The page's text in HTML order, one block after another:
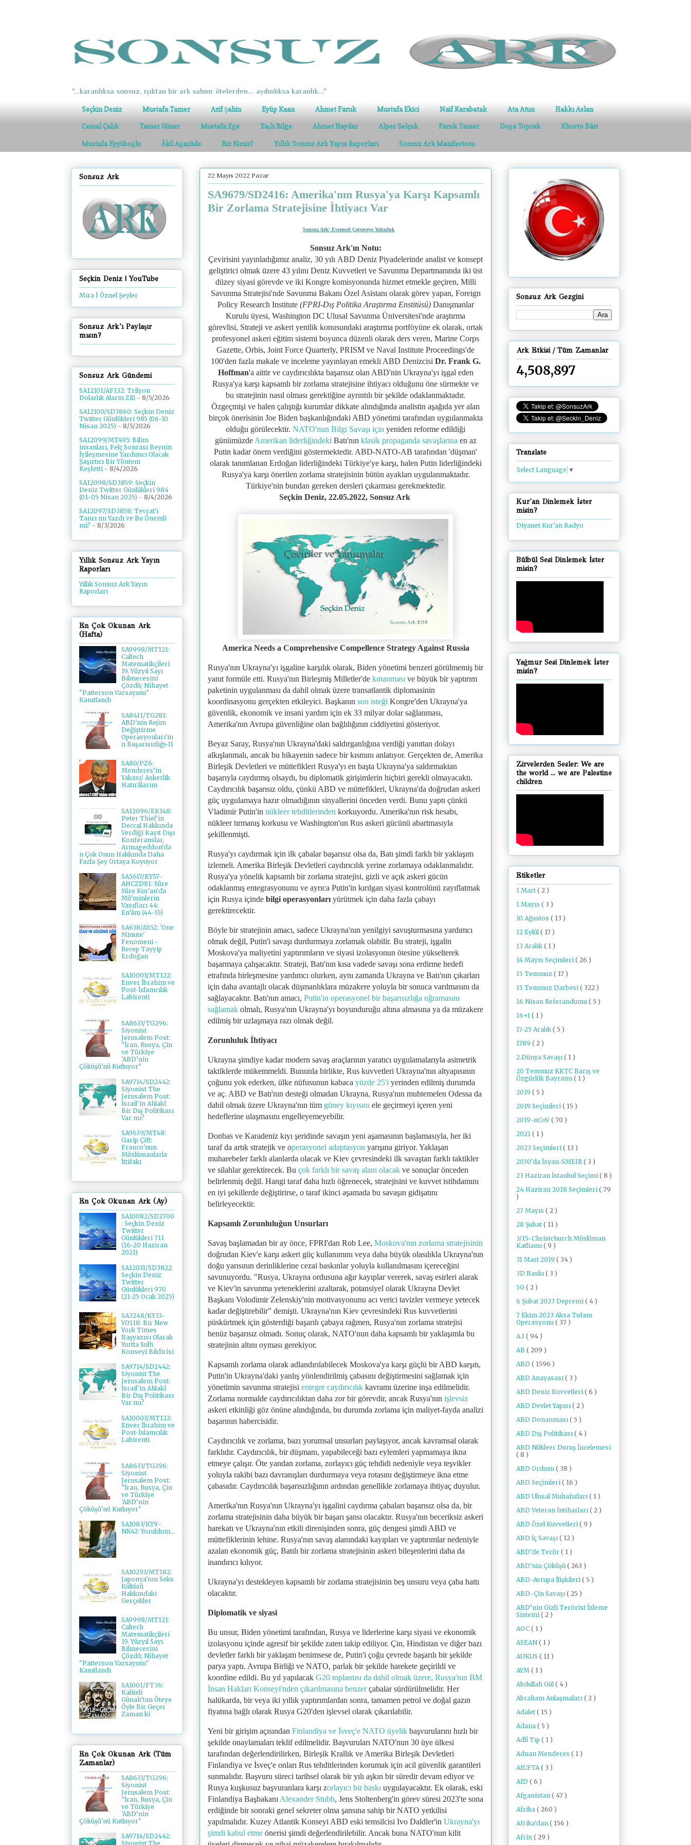
"...karanlıksa sonsuz, ışıktan bir ark salınır ötelerden... aydınlıksa karanlık..."
Seçkin Deniz Mustafa Tamer Arif Şahin Eyüp Kaan Ahmet Faruk Mustafa Ekici Naif Karabatak Ata Atun Hakkı Aslan
Cemal Çalık Tamer Güner Mustafa Ege Yaşlı Bilge Ahmet Haydar Alper Selçuk Faruk Tamer Doğa Toprak Khorto Bâri
Mustafa Eyyüboğlu Âkil Ağazâde Biz Kimiz? Yıllık Sonsuz Ark Yayın Raporları Sonsuz Ark Manifestosu
22 Mayıs 2022 Pazar
SA9679/SD2416: Amerika'nın Rusya'ya Karşı Kapsamlı
Bir Zorlama Stratejisine İhtiyacı Var
Sonsuz Ark/ Evrensel Çerçeveye Yolculuk
Sonsuz Ark'ın Notu:
Çevirisini yayınladığımız analiz, 30 yılı ABD Deniz Piyadelerinde analist ve konsept
geliştirici olmak üzere 43 yılını Deniz Kuvvetleri ve Savunma Departmanında iki üst
düzey siyasi görevde ve iki Kongre komisyonunda hizmet etmekle geçiren, Milli
Savunma Stratejisi'nde Savunma Bakanı Özel Asistanı olarak görev yapan, Foreign
Policy Research Institute (FPRI-Dış Politika Araştırma Enstitüsü) Danışmanlar
Kurulu üyesi, Washington DC Ulusal Savunma Üniversitesi'nde araştırma
görevlisi, Strateji ve askeri yenilik konusundaki araştırma portföyüne ek olarak, ortak
profesyonel askeri eğitim sistemi boyunca düzenli olarak ders veren, Marine Corps
Gazette, Orbis, Joint Force Quarterly, PRISM ve Naval Institute Proceedings'de
100'den fazla makale ve inceleme yayınlayan emekli ABD Denizcisi Dr. Frank G.
Hoffman'a aittirve caydırıcılıkta başarısız olan ABD'nin Ukrayna'yı işgal eden
Rusya'ya karşı kapsamlı bir zorlama stratejisine ihtiyacı olduğunu öne sürmekte ve
bu stratejinin nasıl olması gerektiğine ayrıntılı bir şekilde odaklanmaktadır.
Özgeçmişi ve halen çalıştığı kurumlar dikkate alındığında analistin aşağıda yer alan
birçok önerisinin Joe Biden başkanlığındaki ABD yönetimi tarafından uygulanmakta
olduğu görülecektir. NATO'nun Bilgi Savaşı için yeniden reforme edildiği
günümüzde Amerikan liderliğindeki Batı'nın klasik propaganda savaşlarına en az
Putin kadar önem verdiğini göstermektedir. ABD-NATO-AB tarafından 'düşman'
olarak tanımlanan Erdoğan liderliğindeki Türkiye'ye karşı, halen Putin liderliğindeki
Rusya'ya karşı önerilen zorlama stratejisinin bütün ayakları uygulanmaktadır.
Türkiye'nin bundan gereken dersleri çıkarması gerekmektedir.
Seçkin Deniz, 22.05.2022, Sonsuz Ark
America Needs a Comprehensive Compellence Strategy Against Russia
Rusya'nın Ukrayna'yı işgaline karşılık olarak, Biden yönetimi benzeri görülmemiş bir
yanıt formüle etti. Rusya'nın Birleşmiş Milletler'de kınanması ve büyük bir yaptırım
paketinin uygulanması da dahil olmak üzere transatlantik diplomasinin
koordinasyonu gerçekten etkileyici. Başkanın son isteği Kongre'den Ukrayna'ya
güvenlik, ekonomik ve insani yardım için ek 33 milyar dolar sağlanması,
Amerika'nın Avrupa güvenliğine olan bağlılığının ciddiyetini gösteriyor.
Beyaz Saray, Rusya'nın Ukrayna'daki saldırganlığına verdiği yanıttan dolayı
alkışlanmalı, ancak bu hikayenin sadece bir kısmını anlatıyor. Gerçekten de, Amerika
Birleşik Devletleri ve müttefikleri Rusya'yı en başta Ukrayna'ya saldırmaktan
başarıyla caydırmış olsaydı, bu diplomatik girişimlerin hiçbiri gerekli olmayacaktı.
Caydırıcılık başarısız oldu, çünkü ABD ve müttefikleri, Ukrayna'da doğrudan askeri
güç uygulamaya hazır olmadığının sinyallerini önceden verdi. Bunu yaptı çünkü
Vladimir Putin'in nükleer tehditlerinden korkuyordu. Amerika'nın risk hesabı,
nükleer tırmanış korkusu ve Washington'un Rus askeri gücünü abartmasıyla
şekillenmişti.
Rusya'yı caydırmak için ilk çabalar başarısız olsa da, Batı şimdi farklı bir yaklaşım
izlemeli. Amerika Birleşik Devletleri caydırıcılık yerine zorlamaya odaklanmalıdır.
Rusya'ya yönelik kapsamlı bir zorlama stratejisi, gizli ve açık askeri gücün
odaklanmış entegrasyonunu ve ayrıca Putin'in kırılgan siyasi kontrolünü zayıflatmak
için Rusya içinde bilgi operasyonları yürütmek için daha fazla çabayı
gerektirecektir.
Böyle bir stratejinin amacı, sadece Ukrayna'nın yenilgiyi savuşturmasına yardımcı
olmak değil, Putin'i savaşı durdurmaya zorlamak olabilir. Bu strateji, işgalin
Moskova'ya maliyetini yaptırımların ve siyasi izolasyonun ötesine yükselterek
başarmaya çalışacaktır. Strateji, Batı'nın kısa vadede savaşı sona erdirme hedefi
etrafında birleşmesine yardımcı olurken, aynı zamanda Ukrayna ve Batı'nın çıkarları
için daha avantajlı olacak düşmanlıklara müzakere yoluyla bir sonuca varılmasını da
sağlayacaktır. Batı'nın amacı, Putin'in operasyonel bir başarısızlığa uğramasını
sağlamak olmalı, Rusya'nın Ukrayna'yı boyunduruğu altına almasına ya da müzakere
edilmiş bir uzlaşmaya razı olmak değil.
Zorunluluk İhtiyacı
Ukrayna şimdiye kadar modern savaş araçlarının yaratıcı uygulamalarıyla asimetrik
taktiklerde mükemmeldi. Bununla birlikte, Rus kuvvetleri Ukrayna'nın altyapısının
çoğunu yok ederken, ülke nüfusunun kabaca yüzde 25'i yerinden edilmiş durumda
ve aç. ABD ve Batı'nın desteği olmadan Ukrayna, Rusya'nın muhtemelen Odessa da
dahil olmak üzere Ukrayna'nın tüm güney kıyısını ele geçirmeyi içeren yeni
hedeflerine ulaşmasını engelleyemeyebilir.
Donbas ve Karadeniz kıyı şeridinde savaşın yeni aşamasının başlamasıyla, her iki
taraf da artık stratejik ve operasyonel adaptasyon yarışına giriyor. Yaklaşan
muharebeler farklı alanlarda olacak ve Kiev çevresindeki ilk savaştan farklı taktikler
ve silahlar gerektirecek. Bu çok farklı bir savaş alanı olacak ve sonuçlar önceden
belirlenmiş değil. Hangi taraf daha hızlı öğrenecek, stratejisini ve kuvvet istihdamını
en iyi şekillerde değiştirirse, o taraf ikinci aşamada bu savaşın gidişatını
belirleyecektir.
Kapsamlı Zorunluluğun Unsurları
Savaş başlamadan bir ay önce, FPRI'dan Rob Lee, Moskova'nın zorlama stratejisinin
doğrudan Kiev'e karşı askeri güç kullanımını veya daha büyük olasılıkla Ukrayna'nın
doğu yarısının derinliklerine cezai baskınlar yoluyla kullanılmasını içereceğini
savunuyordu. "Rusya, Ukrayna ordusuna ağır kayıplar vererek, savaş esirleri alarak
ve Kiev'in savunma yeteneklerini azaltarak, potansiyel olarak Ukrayna Devlet
Başkanı Volodimir Zelenskiy'nin motivasyonunu acı verici tavizler vermeye yetecek
kadar değiştirebilir” demişti. Ukrayna'nın Kiev çevresindeki Rus kuvvetlerini
püskürtmek için gösterdiği başarılı çabaya rağmen, Rusya'nın zorlama stratejisi
henüz başarısız olmadı. Sonuç olarak, NATO'nun daha kapsamlı bir yaklaşımla bu
stratejinin altını oyması gerekiyor.
Kapsamlı zorlama olarak adlandırılabilecek Moskova'ya karşı güçlü bir ABD karşıtı,
Putin'in Ukrayna'daki yanlış yönlendirilmiş çabasını değiştirmesini sağlamak için
yönetimin savunma stratejisi entegre caydırıcılık kavramı üzerine inşa edilmelidir.
Zorlama normalde caydırıcılıktan daha zor bir görevdir, ancak Rusya'nın işlevsiz
askeri etkinliği göz önüne alındığında, bu durumda zorlama için maliyet-fayda analizi
başarının habercisidir.
Caydırıcılık ve zorlama, bazı yorumsal unsurları paylaşıyor, ancak kavramsal olarak
farklıdır. Caydırıcılık, bir düşmanı, yapabileceği bazı eylemleri yapmamaya ikna
etmeye çalışır. Öte yandan zorlama, zorlayıcı güç tehdidi nedeniyle veya teşvikler
yoluyla rakibi bazı davranışları durdurmaya veya rotasını değiştirmeye ikna etme
çabasıdır. Caydırıcılık başarısızlığının ardından genellikle zorlamaya ihtiyaç duyulur.
Amerika'nın Rusya'nın Ukrayna'yı işgalini caydırma çabaları başarısız olsa da, bir
zorlama stratejisinin daha büyük bir başarı şansı olacaktır. Rusya'nın beceriksiz askeri
harekatı ve Ukrayna'nın etkili direnişinden sonra, güç dengesi şimdi ABD ve
müttefiklerinin lehine. Rusya'nın savaş alanındaki kayıpları ve yaptırımlar nedeniyle
azalan ekonomik güç, Batılı bir zorlama stratejisinin askeri bileşenlerini daha da
inandırıcı kılıyor.
Ukrayna'yı destekleyen kapsamlı bir zorlama stratejisinin beş unsuru veya çaba hattı
olacaktır.
Diplomatik ve siyasi
Bu unsur, Biden yönetimi tarafından, Rusya ve liderlerine karşı siyasi ve ekonomik
izolasyonu içinde agresif bir şekilde zaten takip ediliyor. Çin, Hindistan ve diğer bazı
devletler farklı bir yaklaşım benimsese de, Putin'i çoğu çevrede başarılı bir şekilde
parya yaptı. Avrupa Birliği ve NATO, parlak bir şekilde harekete geçirildi ve
koordine edildi. Bu yıl yapılacak G20 toplantısı da dahil olmak üzere, Rusya'nın BM
İnsan Hakları Konseyi'nden çıkarılmasına benzerçabalar sürdürülmelidir. Her
halükarda, bir veya iki yıllık yaptırımlardan sonra, tamamen petrol ve doğal gazın
fiyatına bağlı olarak Rusya G20'den işlevsel olarak çıkarılabilir.
Yeni bir girişim açısından Finlandiya ve İsveç'e NATO üyelik başvurularını hızlı bir
şekilde onaylamaları teklif edilmelidir. Başvuruları NATO'nun 30 üye ülkesi
tarafından değerlendirilirken, Birleşik Krallık ve Amerika Birleşik Devletleri
Finlandiya ve İsveç'e onları Rus tehditlerinden korumak için acil güvenlik garantileri
sunmalıdır. Başvuru süreci tarihsel olarak bir yılı aşkın bir süredir devam ediyor ve
Rusya kuşkusuz başvuranlara karşı zorlayıcı bir baskı uygulayacaktır. Ek olarak, eski
Finlandiya Başbakanı Alexander Stubb, Jens Stoltenberg'in görev süresi 2023'te sona
erdiğinde bir sonraki genel sekreter olma şansına sahip bir NATO yetkilisi
yapılmalıdır. Kuzey Atlantik Konseyi ABD eski temsilcisi Ivo Daldler'in Ukrayna'yı
şimdi kabul etme önerisi şimdi değerlendirilebilir. Ancak buna NATO'nun kilit
Sonsuz Ark
Seçkin Deniz | YouTube
Mıra | Öznel Şeyler
Sonsuz Ark'ı Paylaşır
mısın?
Sonsuz Ark Gündemi
SA12101/AF132: Trilyon
Dolarlık Alarm Zili - 8/5/2026
SA12100/SD3860: Seçkin Deniz
Twitter Günlükleri 985 (06-10
Nisan 2025) - 8/5/2026
SA12099/MT495: Bilim
insanları, Felç Sonrası Beynin
İyileşmesine Yardımcı Olacak
Şaşırtıcı Bir Yöntem
Keşfetti - 8/4/2026
SA12098/SD3859: Seçkin
Deniz Twitter Günlükleri 984
(01-05 Nisan 2025) - 8/4/2026
SA12097/SD3858: Tevrat'ı
Tanrı mı Yazdı ve Bu Önemli
mi? - 8/3/2026
Yıllık Sonsuz Ark Yayın
Raporları
Yıllık Sonsuz Ark Yayın
Raporları
En Çok Okunan Ark
(Hafta)
SA9998/MT121:
Caltech
Matematikçileri
19. Yüzyıl Sayı
Bilmecesini
Çözdü; Nihayet
"Patterson Varsayımı"
Kanıtlandı
SA8411/TG281:
ABD'nin Rejim
Değiştirme
Operasyonları'nı
n Başarısızlığı-II
SA80/PZ6:
Menderes’in
Yakası/ Askerlik
Hatırâlarım
SA12096/EK148:
Peter Thiel'in
Deccal Hakkında
Verdiği Kayıt Dışı
Konferanslar,
Armageddon'da
n Çok Onun Hakkında Daha
Fazla Şey Ortaya Koyuyor
SA5617/KY57-
AHCZD81: Sûre
Sûre Kur'an'da
Mü'minlerin
Vasıfları 44:
En'âm (44-55)
SA638/AS52: 'One
Minute'
Fenomeni -
Recep Tayyip
Erdoğan
SA10003/MT122:
Enver İbrahim ve
Post-İslamcılık
Labirenti
SA8633/TG296:
Siyonist
Jerusalem Post:
"İran, Rusya, Çin
ve Türkiye
'ABD’nin
Çöküşü'nü Kutluyor"
SA9714/SD2442:
Siyonist The
Jerusalem Post:
İsrail'in Ahlakî
Bir Dış Politikası
Var mı?
SA9639/MT48:
Garip Çift:
Franco'nun
Müslümanlarla
İttifakı
En Çok Okunan Ark (Ay)
SA10082/SD2700
: Seçkin Deniz
Twitter
Günlükleri 711
(16-20 Haziran
2021)
SA12031/SD3822:
Seçkin Deniz
Twitter
Günlükleri 970
(21-25 Ocak 2025)
SA3248/KY33-
YO118: Bir New
York Times
Başyazısı Olarak
Yurtta Sulh
Konseyi Bildirisi
SA9714/SD2442:
Siyonist The
Jerusalem Post:
İsrail'in Ahlakî
Bir Dış Politikası
Var mı?
SA10003/MT122:
Enver İbrahim ve
Post-İslamcılık
Labirenti
SA8633/TG296:
Siyonist
Jerusalem Post:
"İran, Rusya, Çin
ve Türkiye
'ABD’nin
Çöküşü'nü Kutluyor"
SA1083/KY9-
NK42: Yoruldum...
SA10293/MT182:
Japonya'nın Seks
Kültürü
Hakkındaki
Gerçekler
SA9998/MT121:
Caltech
Matematikçileri
19. Yüzyıl Sayı
Bilmecesini
Çözdü; Nihayet
"Patterson Varsayımı"
Kanıtlandı
SA1001/FT36:
Kaliteli
Günah’tan Öteye
Öyle Bir Geçer
Zaman ki
En Çok Okunan Ark (Tüm
Zamanlar)
SA8633/TG296:
Siyonist
Jerusalem Post:
"İran, Rusya, Çin
ve Türkiye
'ABD’nin
Çöküşü'nü Kutluyor"
SA9714/SD2442:
Siyonist The
Sonsuz Ark Gezgini
Ark Etkisi / Tüm Zamanlar
4,508,897
Translate
Select Language ▼
Kur'an Dinlemek İster
misin?
Diyanet Kur'an Radyo
Bülbül Sesi Dinlemek İster
misin?
Yağmur Sesi Dinlemek İster
misin?
Zirvelerden Sesler: We are
the world ... we are Palestine
children
Etiketler
1 Mart ( 2 )
1 Mayıs ( 3 )
10 Ağustos ( 13 )
12 Eylül ( 17 )
13 Aralık ( 1 )
14 Mayıs Seçimleri ( 26 )
15 Temmuz ( 17 )
15 Temmuz Darbesi ( 322 )
16 Nisan Referandumu ( 5 )
16+1 ( 1 )
17-25 Aralık ( 5 )
1789 ( 2 )
2.Dünya Savaşı ( 1 )
20 Temmuz KKTC Barış ve
Özgürlük Bayramı ( 1 )
2019 ( 5 )
2019 Seçimleri ( 15 )
2019-nCoV( 70 )
2021 ( 1 )
2023 Seçimleri ( 13 )
2030'da İsyan-SMEIR ( 3 )
23 Haziran İstanbul Seçimi ( 8 )
24 Haziran 2018 Seçimleri ( 79
)
27 Mayıs ( 2 )
28 Şubat ( 11 )
3/15-Christchurch Müslüman
Katliamı ( 9 )
31 Mart 2019 ( 34 )
3D Baskı ( 3 )
5G ( 2 )
6 Şubat 2023 Depremi ( 4 )
7 Ekim 2023 Aksa Tufanı
Operasyonu ( 37 )
A.I ( 94 )
AB ( 209 )
ABD ( 1596 )
ABD Anayasası ( 3 )
ABD Deniz Kuvvetleri ( 6 )
ABD Devlet Yapısı ( 2 )
ABD Donanması ( 5 )
ABD Dış Politikası ( 4 )
ABD Nükleer Duruş İncelemesi
( 8 )
ABD Ordusu ( 38 )
ABD Seçimleri ( 16 )
ABD Ulusal Muhafızları ( 1 )
ABD Veteran İntiharları ( 2 )
ABD Özel Kuvvetleri ( 9 )
ABD İç Savaşı ( 12 )
ABD'de Terör ( 1 )
ABD'nin Çöküşü ( 263 )
ABD-Avrupa İlişkileri ( 5 )
ABD-Çin Savaşı ( 25 )
ABD’nin Gizli Terörist İzleme
Sistemi ( 2 )
AOC ( 1 )
ASEAN ( 1 )
AUKUS ( 11 )
AYM ( 1 )
Abdullah Gül ( 4 )
Abraham Anlaşmaları ( 2 )
Adalet ( 15 )
Adana ( 5 )
Adlî Tıp ( 1 )
Adnan Menderes ( 1 )
AfCFTA ( 3 )
AfD ( 6 )
Afganistan ( 47 )
Afrika ( 260 )
Afrika'dan ( 156 )
Afrin ( 29 )